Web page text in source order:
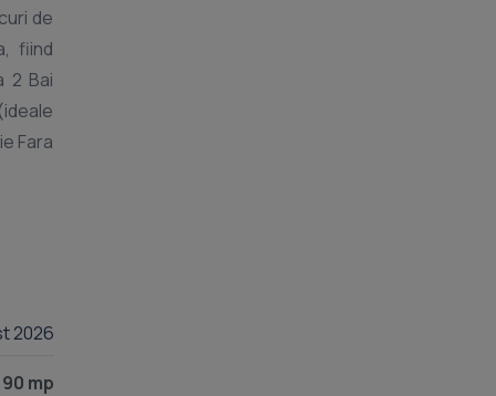
de
fiind
2 Bai
Fara
2026
90 mp